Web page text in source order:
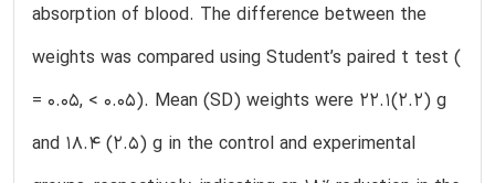
absorption of blood. The difference between the
weights was compared using Student’s paired t test (
= 0.05, < 0.05). Mean (SD) weights were 22.1(2.2) g
and 18.4 (2.5) g in the control and experimental